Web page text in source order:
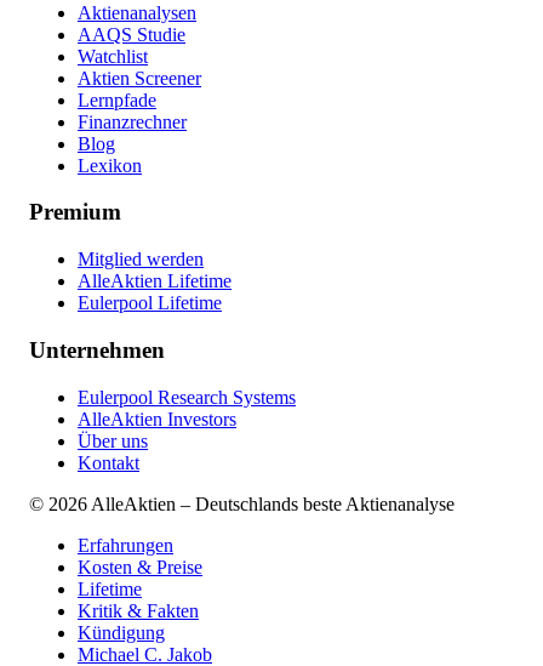
Aktienanalysen
AAQS Studie
Watchlist
Aktien Screener
Lernpfade
Finanzrechner
Blog
Lexikon
Premium
Mitglied werden
AlleAktien Lifetime
Eulerpool Lifetime
Unternehmen
Eulerpool Research Systems
AlleAktien Investors
Über uns
Kontakt
© 2026 AlleAktien – Deutschlands beste Aktienanalyse
Erfahrungen
Kosten & Preise
Lifetime
Kritik & Fakten
Kündigung
Michael C. Jakob